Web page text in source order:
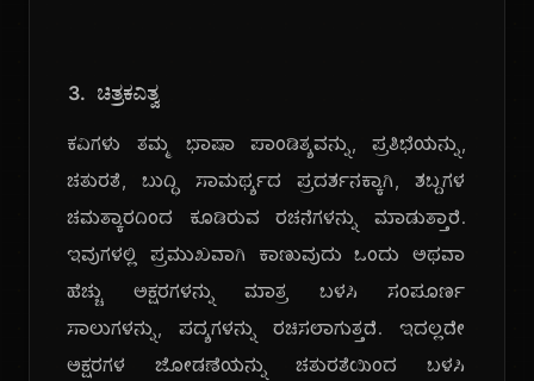
3. ಚಿತ್ರಕವಿತ್ವ
ಕವಿಗಳು ತಮ್ಮ ಭಾಷಾ ಪಾಂಡಿತ್ಯವನ್ನು, ಪ್ರತಿಭೆಯನ್ನು,
ಚತುರತೆ, ಬುದ್ಧಿ ಸಾಮರ್ಥ್ಯದ ಪ್ರದರ್ಶನಕ್ಕಾಗಿ, ಶಬ್ದಗಳ
ಚಮತ್ಕಾರದಿಂದ ಕೂಡಿರುವ ರಚನೆಗಳನ್ನು ಮಾಡುತ್ತಾರೆ.
ಇವುಗಳಲ್ಲಿ ಪ್ರಮುಖವಾಗಿ ಕಾಣುವುದು ಒಂದು ಅಥವಾ
ಹೆಚ್ಚು ಅಕ್ಷರಗಳನ್ನು ಮಾತ್ರ ಬಳಸಿ ಸಂಪೂರ್ಣ
ಸಾಲುಗಳನ್ನು, ಪದ್ಯಗಳನ್ನು ರಚಿಸಲಾಗುತ್ತದೆ. ಇದಲ್ಲದೇ
ಅಕ್ಷರಗಳ ಜೋಡಣೆಯನ್ನು ಚತುರತೆಯಿಂದ ಬಳಸಿ